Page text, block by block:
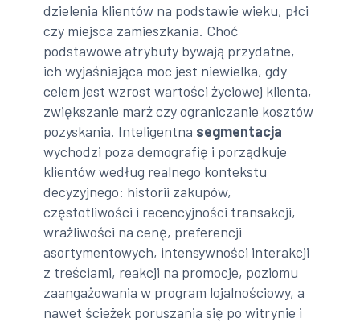
dzielenia klientów na podstawie wieku, płci
czy miejsca zamieszkania. Choć
podstawowe atrybuty bywają przydatne,
ich wyjaśniająca moc jest niewielka, gdy
celem jest wzrost wartości życiowej klienta,
zwiększanie marż czy ograniczanie kosztów
pozyskania. Inteligentna segmentacja
wychodzi poza demografię i porządkuje
klientów według realnego kontekstu
decyzyjnego: historii zakupów,
częstotliwości i recencyjności transakcji,
wrażliwości na cenę, preferencji
asortymentowych, intensywności interakcji
z treściami, reakcji na promocje, poziomu
zaangażowania w program lojalnościowy, a
nawet ścieżek poruszania się po witrynie i